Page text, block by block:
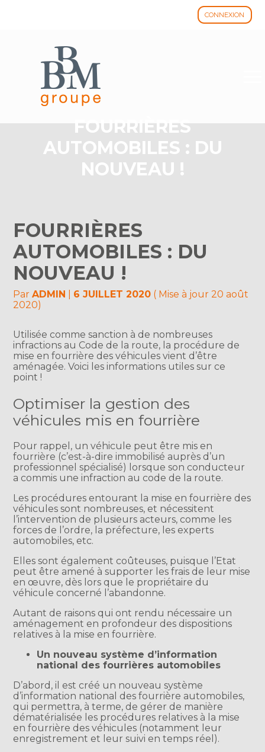
CONNEXION
FOURRIÈRES
AUTOMOBILES : DU
NOUVEAU !
FOURRIÈRES
AUTOMOBILES : DU
NOUVEAU !
ParADMIN 6 JUILLET 2020 ( Mise à jour 20 août
2020)
Utilisée comme sanction à de nombreuses
infractions au Code de la route, la procédure de
mise en fourrière des véhicules vient d’être
aménagée. Voici les informations utiles sur ce
point !
Optimiser la gestion des
véhicules mis en fourrière
Pour rappel, un véhicule peut être mis en
fourrière (c’est-à-dire immobilisé auprès d’un
professionnel spécialisé) lorsque son conducteur
a commis une infraction au code de la route.
Les procédures entourant la mise en fourrière des
véhicules sont nombreuses, et nécessitent
l’intervention de plusieurs acteurs, comme les
forces de l’ordre, la préfecture, les experts
automobiles, etc.
Elles sont également coûteuses, puisque l’Etat
peut être amené à supporter les frais de leur mise
en œuvre, dès lors que le propriétaire du
véhicule concerné l’abandonne.
Autant de raisons qui ont rendu nécessaire un
aménagement en profondeur des dispositions
relatives à la mise en fourrière.
Un nouveau système d’information
national des fourrières automobiles
D’abord, il est créé un nouveau système
d’information national des fourrière automobiles,
qui permettra, à terme, de gérer de manière
dématérialisée les procédures relatives à la mise
en fourrière des véhicules (notamment leur
enregistrement et leur suivi en temps réel).